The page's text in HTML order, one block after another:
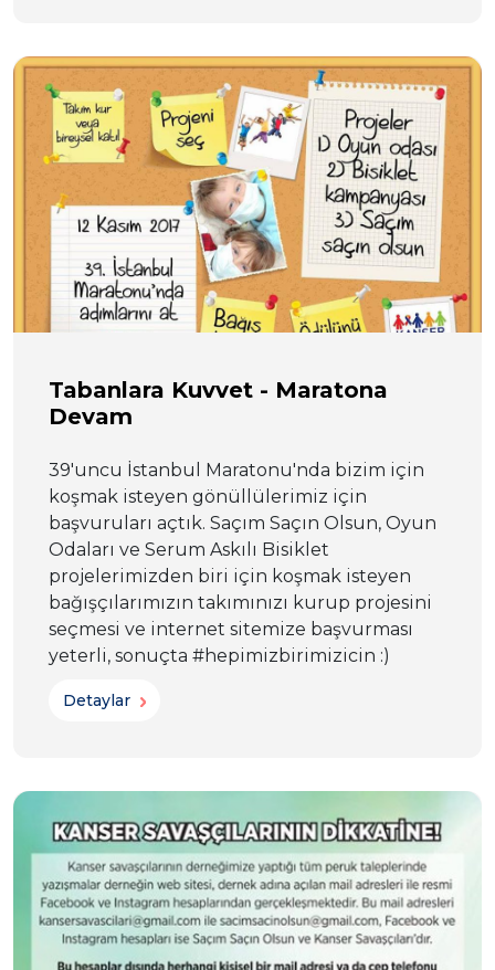
Tabanlara Kuvvet - Maratona
Devam
39'uncu İstanbul Maratonu'nda bizim için
koşmak isteyen gönüllülerimiz için
başvuruları açtık. Saçım Saçın Olsun, Oyun
Odaları ve Serum Askılı Bisiklet
projelerimizden biri için koşmak isteyen
bağışçılarımızın takımınızı kurup projesini
seçmesi ve internet sitemize başvurması
yeterli, sonuçta #hepimizbirimizicin :)
Detaylar